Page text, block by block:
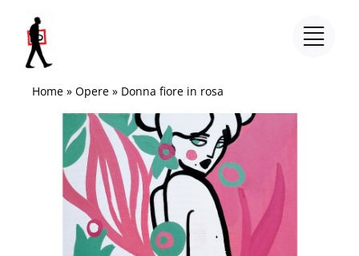
contenuto
Home» Opere» Donna fiore in rosa